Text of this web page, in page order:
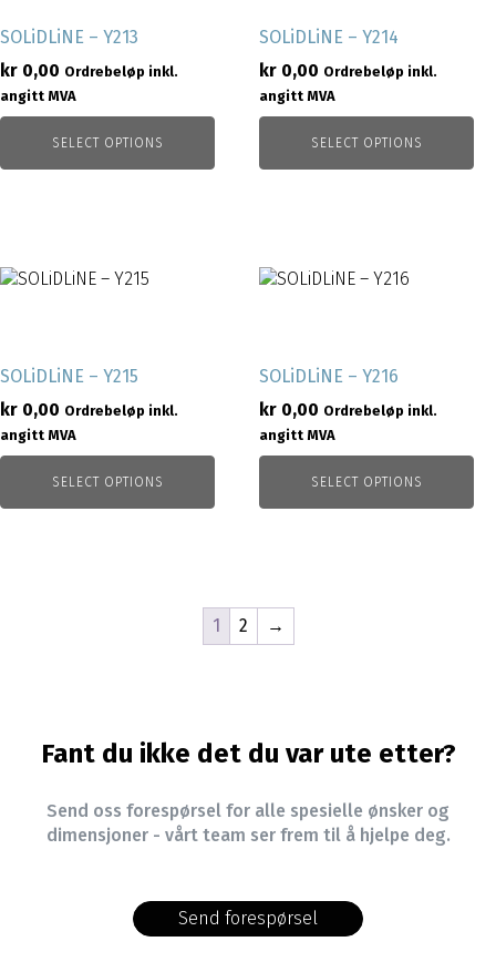
SOLiDLiNE – Y213
kr 0,00 Ordrebeløp inkl.
angitt MVA
SELECT OPTIONS
SOLiDLiNE – Y214
kr 0,00 Ordrebeløp inkl.
angitt MVA
SELECT OPTIONS
SOLiDLiNE – Y215
kr 0,00 Ordrebeløp inkl.
angitt MVA
SELECT OPTIONS
SOLiDLiNE – Y216
kr 0,00 Ordrebeløp inkl.
angitt MVA
SELECT OPTIONS
1 2 →
Fant du ikke det du var ute etter?
Send oss forespørsel for alle spesielle ønsker og
dimensjoner - vårt team ser frem til å hjelpe deg.
Send forespørsel